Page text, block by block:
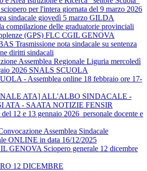
per l'intera giornata del 9 marzo 2026
sindacale giovedì 5 marzo GILDA
compilazione delle graduatorie provinciali
(GPS) FLC CGIL GENOVA
Trasmissione nota sindacale su sentenza
diritti sindacali
Assemblea Regionale Liguria mercoledì
2026 SNALS SCUOLA
- Assemblea online 18 febbraio ore 17-
ATA] ALL'ALBO SINDACALE -
ATA - SAATA NOTIZIE FENSIR
del 12 e 13 gennaio 2026_personale docente e
Assemblea Sindacale
ONLINE in data 16/12/2025
GENOVA Sciopero generale 12 dicembre
12 DICEMBRE